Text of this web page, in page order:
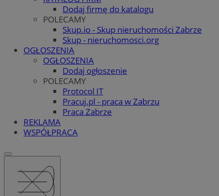
Dodaj firmę do katalogu
POLECAMY
Skup.io - Skup nieruchomości Zabrze
Skup - nieruchomosci.org
OGŁOSZENIA
OGŁOSZENIA
Dodaj ogłoszenie
POLECAMY
Protocol IT
Pracuj.pl - praca w Zabrzu
Praca Zabrze
REKLAMA
WSPÓŁPRACA